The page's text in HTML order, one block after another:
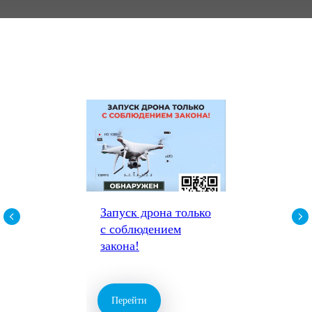
Запуск дрона только
с соблюдением
закона!
Перейти